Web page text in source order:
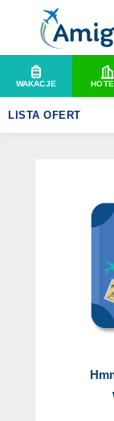
WAKACJE
LISTA OFERT